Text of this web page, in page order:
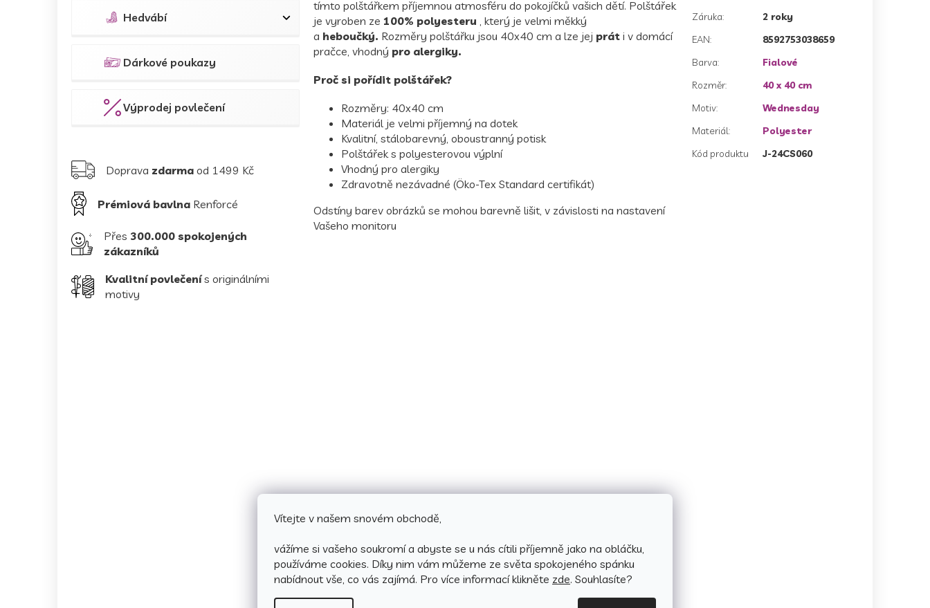
Vítejte v našem snovém obchodě,
vážíme si vašeho soukromí a abyste se u nás cítili příjemně jako na obláčku,
používáme cookies. Díky nim vám můžeme ze světa spokojeného spánku
nabídnout vše, co vás zajímá. Pro více informací klikněte zde. Souhlasíte?
Hedvábí
Dárkové poukazy
Výprodej povlečení
Doprava zdarma od 1499 Kč
Prémiová bavlna Renforcé
Přes 300.000 spokojených
zákazníků
Kvalitní povlečenís originálními
motivy
tímto polštářkem příjemnou atmosféru do pokojíčků vašich dětí. Polštářek
je vyroben ze 100% polyesteru , který je velmi měkký
a heboučký. Rozměry polštářku jsou 40x40 cm a lze jej prát i v domácí
pračce, vhodný pro alergiky.
Proč si pořídit polštářek?
Rozměry: 40x40 cm
Materiál je velmi příjemný na dotek
Kvalitní, stálobarevný, oboustranný potisk
Polštářek s polyesterovou výplní
Vhodný pro alergiky
Zdravotně nezávadné (Öko-Tex Standard certifikát)
Odstíny barev obrázků se mohou barevně lišit, v závislosti na nastavení
Vašeho monitoru
Záruka:
2 roky
EAN:
8592753038659
Barva:
Fialové
Rozměr:
40 x 40 cm
Motiv:
Wednesday
Materiál:
Polyester
Kód produktu
J-24CS060